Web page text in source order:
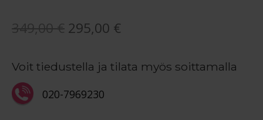
349,00€ Alkuperäinen
oli:
349,00 €.
295,00 €
on:
Voit tiedustella ja tilata myös soittamalla
020-7969230